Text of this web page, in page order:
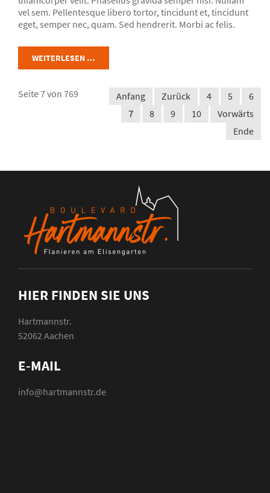
vel sem. Pellentesque libero tortor, tincidunt et, tincidunt
eget, semper nec, quam. Sed hendrerit. Morbi ac felis.
pellentesque laoreet. Morbi mattis ullamcorper velit.
WEITERLESEN …
Seite 7 von 769 Anfang Zurück 4 5
6
7
8 9 10
Vorwärts
Ende
HIER FINDEN SIE UNS
Hartmannstr.
52062 Aachen
E-MAIL
info@hartmannstr.de